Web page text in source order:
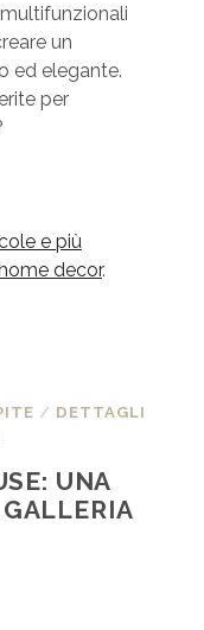
un
ed elegante.
per
e più
decor.
/ DETTAGLI
UNA